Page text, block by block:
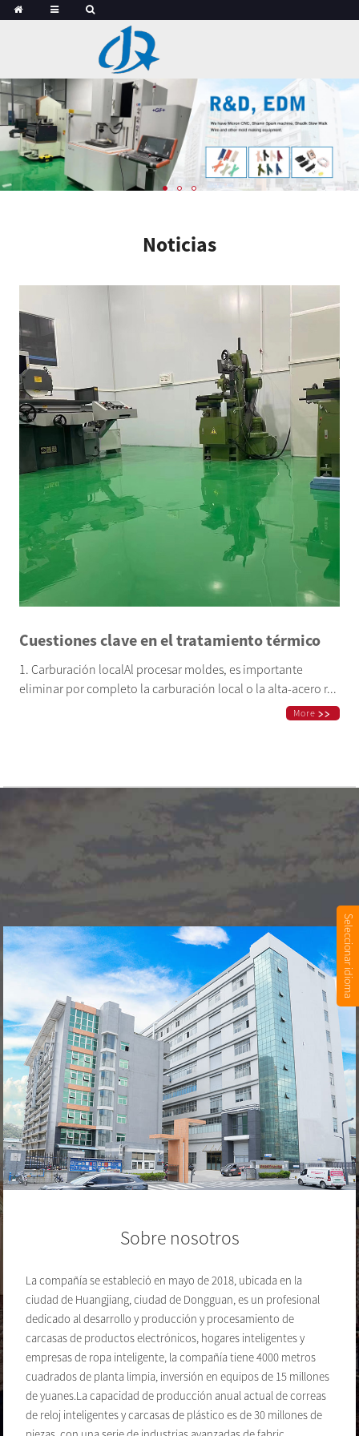
Noticias
Cuestiones clave en el tratamiento térmico
1. Carburación localAl procesar moldes, es importante
eliminar por completo la carburación local o la alta-acero r...
More
Sobre nosotros
La compañía se estableció en mayo de 2018, ubicada en la
ciudad de Huangjiang, ciudad de Dongguan, es un profesional
dedicado al desarrollo y producción y procesamiento de
carcasas de productos electrónicos, hogares inteligentes y
empresas de ropa inteligente, la compañía tiene 4000 metros
cuadrados de planta limpia, inversión en equipos de 15 millones
de yuanes.La capacidad de producción anual actual de correas
de reloj inteligentes y carcasas de plástico es de 30 millones de
Seleccionar idioma